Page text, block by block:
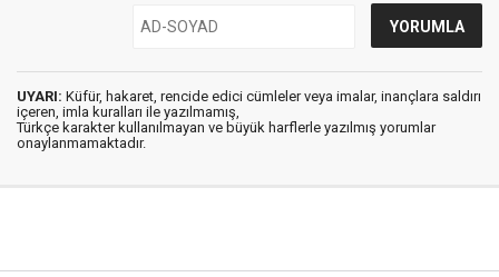
UYARI: Küfür, hakaret, rencide edici cümleler veya imalar, inançlara saldırı
içeren, imla kuralları ile yazılmamış,
Türkçe karakter kullanılmayan ve büyük harflerle yazılmış yorumlar
onaylanmamaktadır.